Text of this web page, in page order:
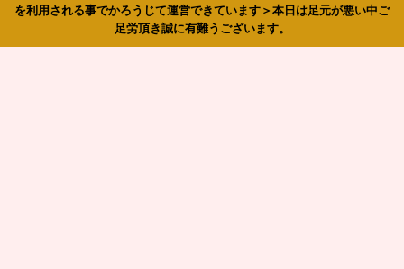
を利用される事でかろうじて運営できています＞本日は足元が悪い中ご
足労頂き誠に有難うございます。